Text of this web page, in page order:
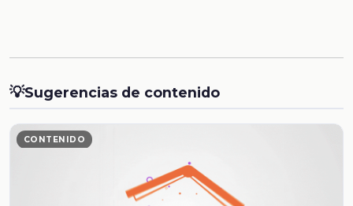
💡Sugerencias de contenido
CONTENIDO